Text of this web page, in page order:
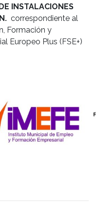
INSTALACIONES
correspondiente al
Formación y
Europeo Plus (FSE+)